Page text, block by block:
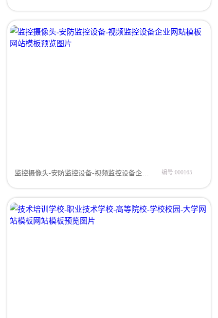
监控摄像头-安防监控设备-视频监控设备企业网站模板网页模板 编号:000165